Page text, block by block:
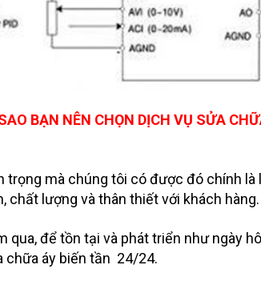
BẠN NÊN CHỌN DỊCH VỤ SỬA
trọng mà chúng tôi có được đó chính
chất lượng và thân thiết với khách hàng.
qua, để tồn tại và phát triển như ngày
chữa áy biến tần 24/24.